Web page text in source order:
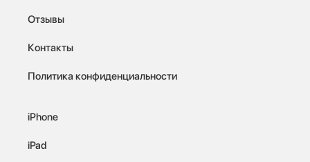
Отзывы
Контакты
Политика конфиденциальности
iPhone
iPad